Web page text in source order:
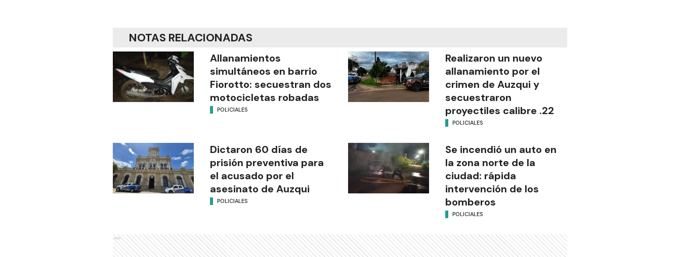
NOTAS RELACIONADAS
Allanamientos
simultáneos en barrio
Fiorotto: secuestran dos
motocicletas robadas
POLICIALES
Realizaron un nuevo
allanamiento por el
crimen de Auzqui y
secuestraron
proyectiles calibre .22
POLICIALES
Dictaron 60 días de
prisión preventiva para
el acusado por el
asesinato de Auzqui
POLICIALES
Se incendió un auto en
la zona norte de la
ciudad: rápida
intervención de los
bomberos
POLICIALES
Ads